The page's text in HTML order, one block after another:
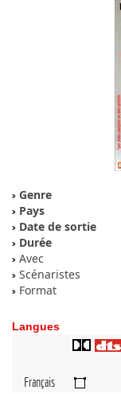
Genre
Pays
Date de sortie
Durée
Avec
Scénaristes
Format
Langues
Français